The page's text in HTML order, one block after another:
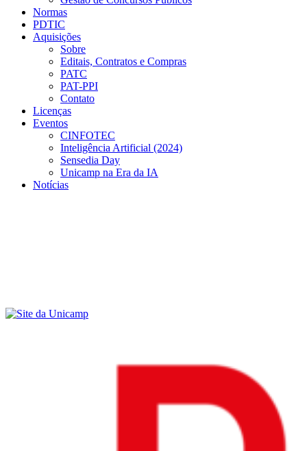
Normas
PDTIC
Aquisições
Sobre
Editais, Contratos e Compras
PATC
PAT-PPI
Contato
Licenças
Eventos
CINFOTEC
Inteligência Artificial (2024)
Sensedia Day
Unicamp na Era da IA
Notícias